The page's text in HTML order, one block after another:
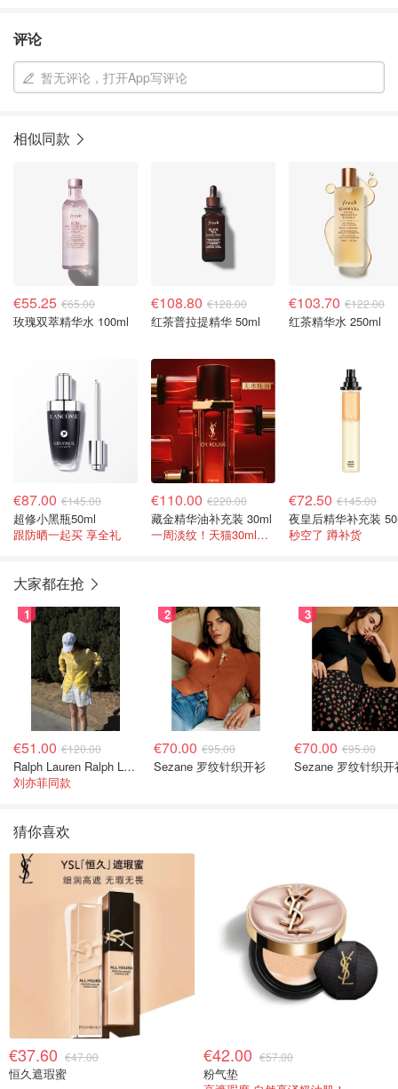
评论
暂无评论，打开App写评论
相似同款
€55.25 €65.00
玫瑰双萃精华水 100ml
€108.80 €128.00
红茶普拉提精华 50ml
€103.70 €122.00
红茶精华水 250ml
€87.00 €145.00
超修小黑瓶50ml
跟防晒一起买 享全礼
€110.00 €220.00
藏金精华油补充装 30ml
一周淡纹！天猫30ml得￥2390
€72.50 €145.00
夜皇后精华补充装
秒空了 蹲补货
大家都在抢
1
€51.00 €120.00
Ralph Lauren Ralph Lauren 男童亚麻衬衫
刘亦菲同款
2
€70.00 €95.00
Sezane 罗纹针织开衫
3
€70.00 €95.00
Sezane 罗纹针织开
猜你喜欢
€37.60 €47.00
恒久遮瑕蜜
€42.00 €57.00
粉气垫